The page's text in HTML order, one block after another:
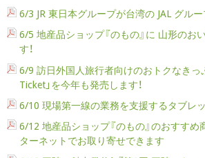
6/3 JR 東日本グループが台湾の JAL グル
6/5 地産品ショップ『のもの』に 山形のお
す！
6/9 訪日外国人旅行者向けのおトクなきっ
Ticket」を今年も発売します！
6/10 現場第一線の業務を支援するタブレ
6/12 地産品ショップ『のもの』のおすすめ
ターネットでお取り寄せできます